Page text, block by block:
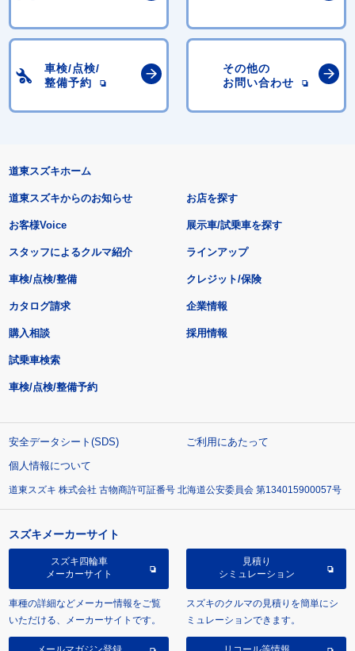
車検/点検/
整備予約
その他の
お問い合わせ
道東スズキホーム
道東スズキからのお知らせ
お客様Voice
スタッフによるクルマ紹介
お店を探す
展示車/試乗車を探す
ラインアップ
車検/点検/整備 クレジット/保険
カタログ請求
購入相談
試乗車検索
車検/点検/整備予約
企業情報
採用情報
安全データシート(SDS)
ご利用にあたって
個人情報について
道東スズキ 株式会社 古物商許可証番号 北海道公安委員会 第134015900057号
スズキメーカーサイト
スズキ四輪車
メーカーサイト
車種の詳細などメーカー情報をご覧
いただける、メーカーサイトです。
見積り
シミュレーション
スズキのクルマの見積りを簡単にシ
ミュレーションできます。